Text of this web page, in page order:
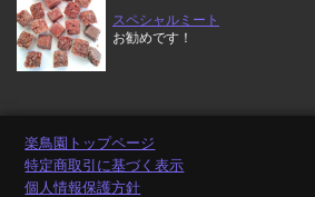
スペシャルミート
お勧めです！
楽鳥園トップページ
特定商取引に基づく表示
個人情報保護方針